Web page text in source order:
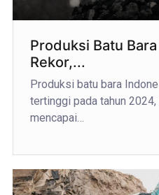
Produksi Batu
Rekor,...
Produksi batu bara
tertinggi pada tahun
mencapai…